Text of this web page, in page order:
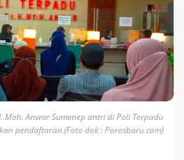
l
a
S
p
e
h
D
e
l
a
Moh. Anwar Sumenep antri di Poli Terpadu
pendaftaran.(Foto dok : Porosbaru.com)